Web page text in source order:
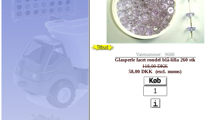
Varenummer: 9688
Glasperle facet rondel blå-lilla 260 stk
118,00 DKK
58,00 DKK (excl. moms)